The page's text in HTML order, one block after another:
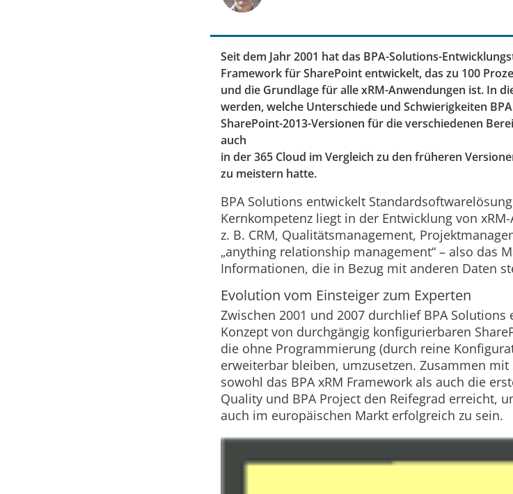
Seit dem Jahr 2001 hat das BPA-Solutions-
Framework für SharePoint entwickelt, das zu 100
und die Grundlage für alle xRM-Anwendungen ist. In
werden, welche Unterschiede und Schwierigkeiten
SharePoint-2013-Versionen für die verschiedenen
auch
in der 365 Cloud im Vergleich zu den früheren
zu meistern hatte.
BPA Solutions entwickelt
Kernkompetenz liegt in der Entwicklung von
z. B. CRM, Qualitätsmanagement,
„anything relationship management“ – also das
Informationen, die in Bezug mit anderen Daten
Evolution vom Einsteiger zum Experten
Zwischen 2001 und 2007 durchlief BPA
Konzept von durchgängig konfigurierbaren
die ohne Programmierung (durch reine
erweiterbar bleiben, umzusetzen. Zusammen
sowohl das BPA xRM Framework als auch die
Quality und BPA Project den Reifegrad erreicht,
auch im europäischen Markt erfolgreich zu sein.